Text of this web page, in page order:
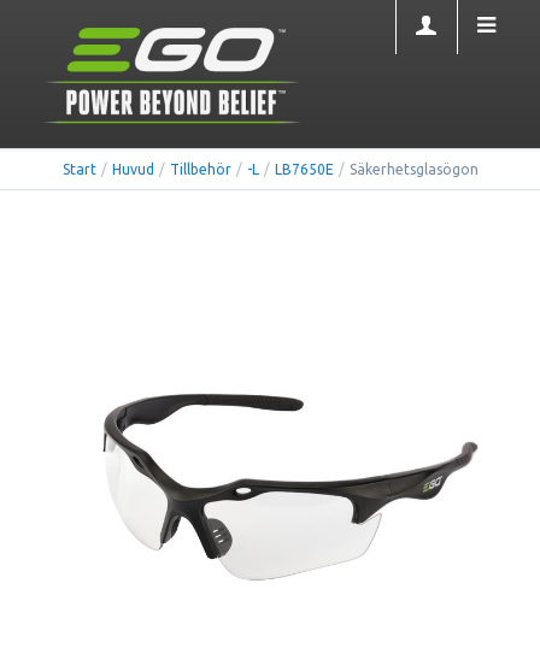
Start / Huvud / Tillbehör / -L / LB7650E / Säkerhetsglasögon